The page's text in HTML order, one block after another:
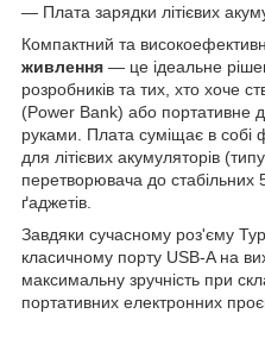
— Плата зарядки літієвих
Компактний та
живлення — це ідеальне
розробників та тих, хто хоче
(Power Bank) або портативне
руками. Плата суміщає в собі
для літієвих акумуляторів
перетворювача до
ґаджетів.
Завдяки сучасному роз'єму
класичному порту USB-A на
максимальну зручність при
портативних електронних